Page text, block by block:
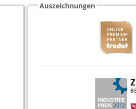
Auszeichnungen